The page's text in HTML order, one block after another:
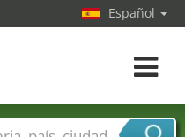
Español
toggle